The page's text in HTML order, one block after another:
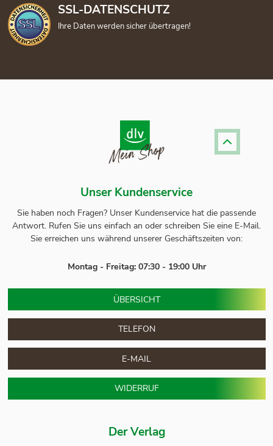
SSL-DATENSCHUTZ
Ihre Daten werden sicher übertragen!
Der Verlag
Unser Kundenservice
Sie haben noch Fragen? Unser Kundenservice hat die passende
Antwort. Rufen Sie uns einfach an oder schreiben Sie eine E-Mail.
Sie erreichen uns während unserer Geschäftszeiten von:
Montag - Freitag: 07:30 - 19:00 Uhr
ÜBERSICHT
TELEFON
E-MAIL
WIDERRUF